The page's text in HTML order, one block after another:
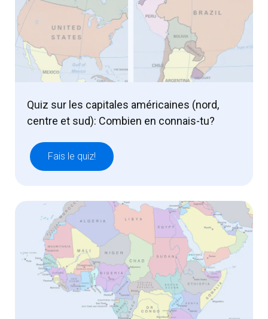
Quiz sur les capitales américaines (nord,
centre et sud): Combien en connais-tu?
Fais le quiz!